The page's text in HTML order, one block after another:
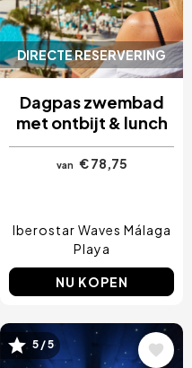
DIRECTE RESERVERING
Dagpas zwembad
met ontbijt & lunch
van € 78,75
Iberostar Waves Málaga
Playa
NU KOPEN
Afbeelding
5 / 5